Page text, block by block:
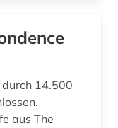
14.500
aus The